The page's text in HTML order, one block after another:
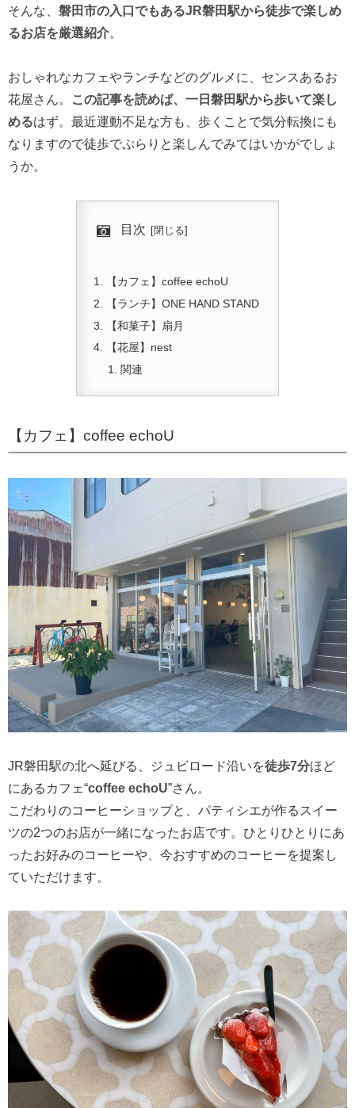
そんな、 磐田市の入口でもあるJR磐田駅から徒歩で楽しめ
るお店を厳選紹介。
おしゃれなカフェやランチなどのグルメに、センスあるお
花屋さん。
この記事を読めば、一日磐田駅から歩いて楽し
めるはず。最近運動不足な方も、歩くことで気分転換にも
なりますので徒歩でぷらりと楽しんでみてはいかがでしょ
うか。
目次
【カフェ】coffee echoU
【ランチ】ONE HAND STAND
【和菓子】扇月
【花屋】nest
関連
【カフェ】coffee echoU
JR磐田駅の北へ延びる、ジュビロード沿いを徒歩7分ほど
にあるカフェ“coffee echoU”さん。
こだわりのコーヒーショップと、パティシエが作るスイー
ツの2つのお店が一緒になったお店です。ひとりひとりにあ
ったお好みのコーヒーや、今おすすめのコーヒーを提案し
ていただけます。